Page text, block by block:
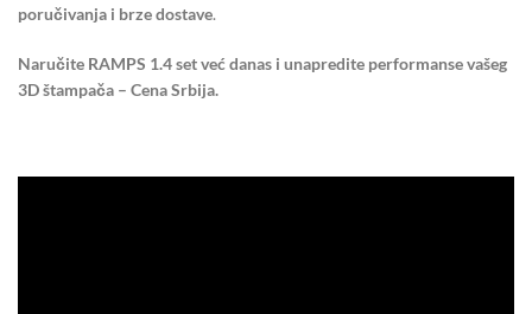
poručivanja i brze dostave.
Naručite RAMPS 1.4 set već danas i unapredite performanse vašeg
3D štampača – Cena Srbija.